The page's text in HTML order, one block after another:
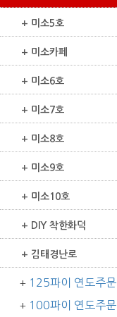
+ 미소5호
+ 미소카페
+ 미소6호
+ 미소7호
+ 미소8호
+ 미소9호
+ 미소10호
+ DIY 착한화덕
+ 김태경난로
+ 125파이 연도주문
+ 100파이 연도주문